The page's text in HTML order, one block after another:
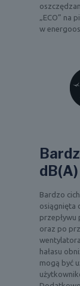
„ECO” na
w
dB(A)
Bardzo
osiągnięta
przepływu
oraz po
hałasu
mogą być